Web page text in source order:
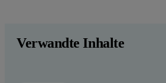
Verwandte Inhalte